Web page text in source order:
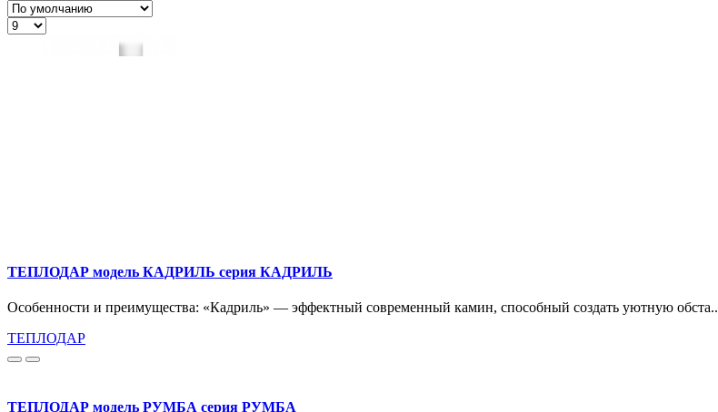
ТЕПЛОДАР модель КАДРИЛЬ серия КАДРИЛЬ
Особенности и преимущества: «Кадриль» — эффектный современный камин, способный создать уютную обста..
ТЕПЛОДАР
ТЕПЛОДАР модель РУМБА серия РУМБА